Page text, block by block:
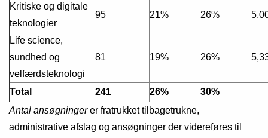
Kritiske og digitale
teknologier
95 21% 26%
Life science,
sundhed og
velfærdsteknologi
81 19% 26%
Total 241 26%
30%
Antal ansøgningerer fratrukket tilbagetrukne,
administrative afslag og ansøgninger der videreføres til